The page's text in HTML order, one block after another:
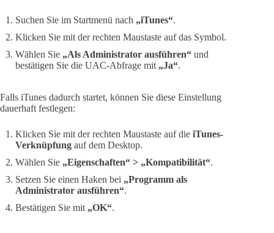
Suchen Sie im Startmenü nach „iTunes“.
Klicken Sie mit der rechten Maustaste auf das Symbol.
Wählen Sie „Als Administrator ausführen“ und
bestätigen Sie die UAC-Abfrage mit „Ja“.
Falls iTunes dadurch startet, können Sie diese Einstellung
dauerhaft festlegen:
Klicken Sie mit der rechten Maustaste auf die iTunes-
Verknüpfung auf dem Desktop.
Wählen Sie „Eigenschaften“ > „Kompatibilität“.
Setzen Sie einen Haken bei „Programm als
Administrator ausführen“.
Bestätigen Sie mit „OK“.